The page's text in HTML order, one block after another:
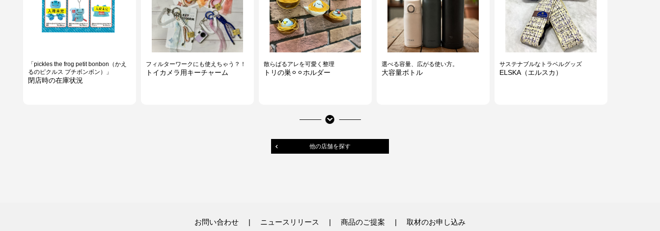
「pickles the frog petit bonbon（かえ
るのピクルス プチボンボン）」
閉店時の在庫状況
フィルターワークにも使えちゃう？！
トイカメラ用キーチャーム
散らばるアレを可愛く整理
トリの巣⚪︎⚪︎ホルダー
選べる容量、広がる使い方。
大容量ボトル
サステナブルなトラベルグッズ
ELSKA（エルスカ）
畳みにくさのイライラを解消♪
形状記憶折りたたみ傘
この時期にぴったりの保冷カバー
保冷パウチドリンクカバー
機能的で自分らしいスタイル
アクセサリーウォッチフェア
他の店舗を探す
お問い合わせ ニュースリリース 商品のご提案 取材のお申し込み